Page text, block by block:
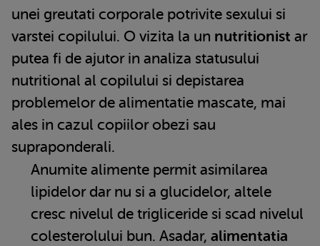
unei greutati corporale potrivite sexului si
varstei copilului. O vizita la un nutritionist ar
putea fi de ajutor in analiza statusului
nutritional al copilului si depistarea
problemelor de alimentatie mascate, mai
ales in cazul copiilor obezi sau
supraponderali.
Anumite alimente permit asimilarea
lipidelor dar nu si a glucidelor, altele
cresc nivelul de trigliceride si scad nivelul
colesterolului bun. Asadar, alimentatia